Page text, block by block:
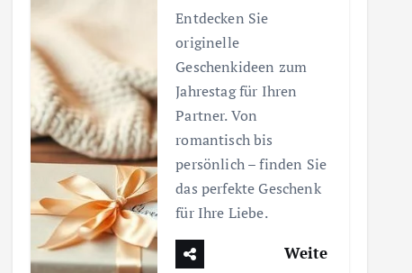
Entdecken Sie
originelle
Geschenkideen zum
Jahrestag für Ihren
Partner. Von
romantisch bis
persönlich – finden Sie
das perfekte Geschenk
für Ihre Liebe.
Weite